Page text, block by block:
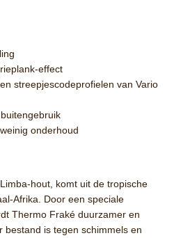
effect
streepjescodeprofielen van Vario
onderhoud
Limba-hout , komt uit de tropische
Afrika. Door een speciale
Thermo Fraké duurzamer en
bestand is tegen schimmels en